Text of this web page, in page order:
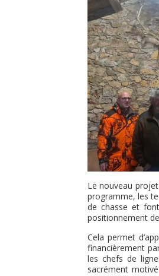
Le nouveau
programme, les
de chasse et
positionnement
Cela permet
financièrement
les chefs de
sacrément